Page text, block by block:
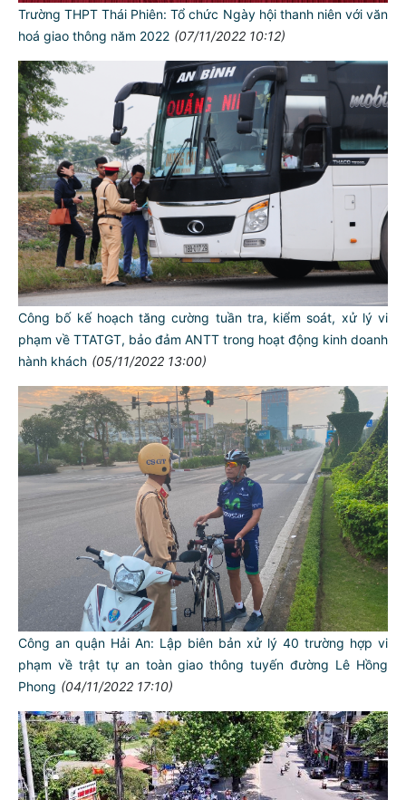
Trường THPT Thái Phiên: Tổ chức Ngày hội thanh niên với văn
hoá giao thông năm 2022 (07/11/2022 10:12)
Công bố kế hoạch tăng cường tuần tra, kiểm soát, xử lý vi
phạm về TTATGT, bảo đảm ANTT trong hoạt động kinh doanh
hành khách (05/11/2022 13:00)
Công an quận Hải An: Lập biên bản xử lý 40 trường hợp vi
phạm về trật tự an toàn giao thông tuyến đường Lê Hồng
Phong (04/11/2022 17:10)
TƯ CÁCH
NGƯỜI CÔNG AN CÁCH MỆNH LÀ:
Đối với tự mình, phải
CẦN, KIỆM, LIÊM, CHÍNH